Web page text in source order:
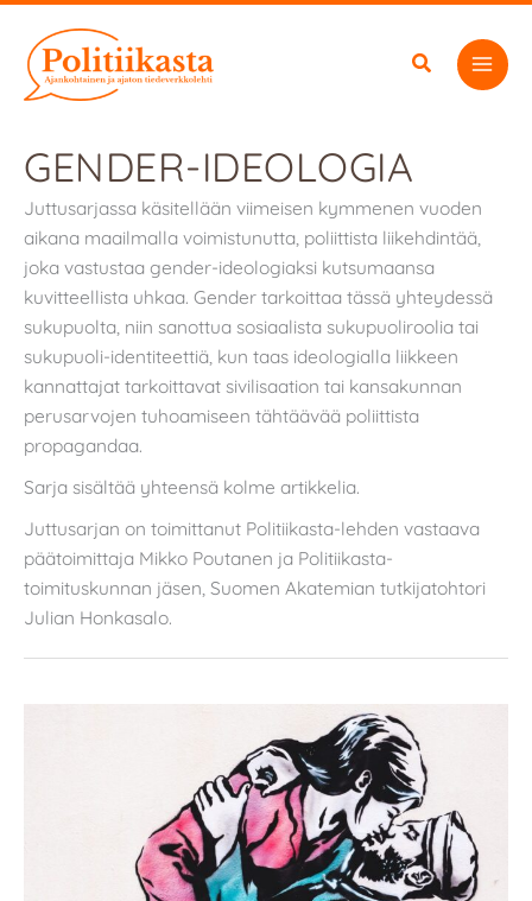
sisältöön
GENDER-IDEOLOGIA
Juttusarjassa käsitellään viimeisen kymmenen vuoden
aikana maailmalla voimistunutta, poliittista liikehdintää,
joka vastustaa gender-ideologiaksi kutsumaansa
kuvitteellista uhkaa. Gender tarkoittaa tässä yhteydessä
sukupuolta, niin sanottua sosiaalista sukupuoliroolia tai
sukupuoli-identiteettiä, kun taas ideologialla liikkeen
kannattajat tarkoittavat sivilisaation tai kansakunnan
perusarvojen tuhoamiseen tähtäävää poliittista
propagandaa.
Sarja sisältää yhteensä kolme artikkelia.
Juttusarjan on toimittanut Politiikasta-lehden vastaava
päätoimittaja Mikko Poutanen ja Politiikasta-
toimituskunnan jäsen, Suomen Akatemian tutkijatohtori
Julian Honkasalo.